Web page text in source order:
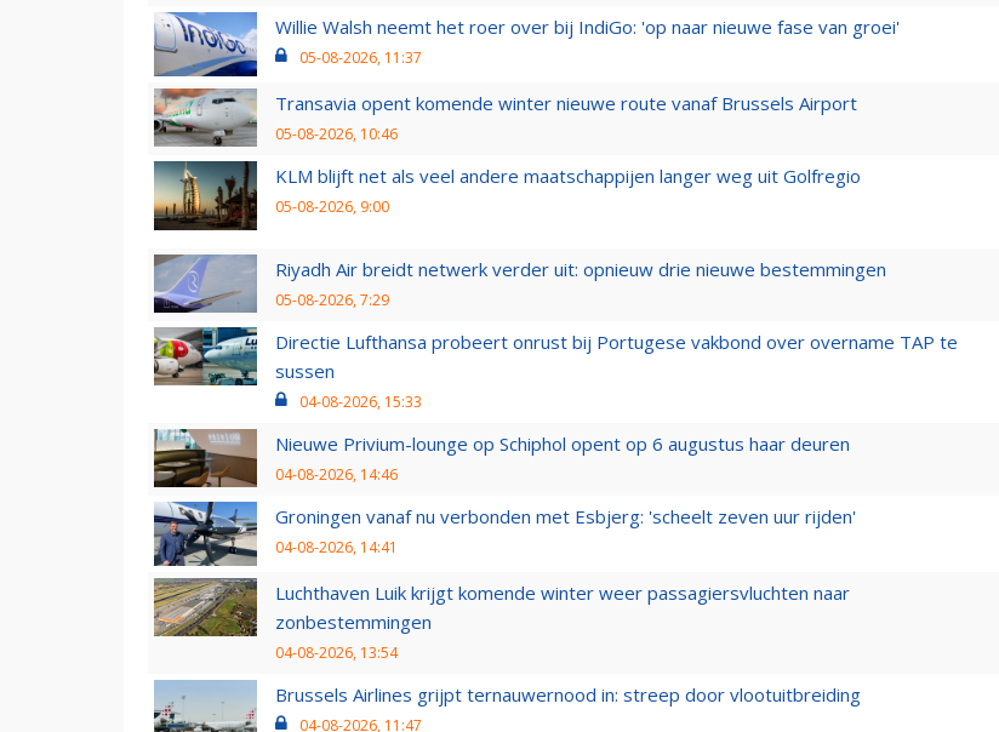
Willie Walsh neemt het roer over bij IndiGo: 'op naar nieuwe fase van groei'
05-08-2026, 11:37
Transavia opent komende winter nieuwe route vanaf Brussels Airport
05-08-2026, 10:46
KLM blijft net als veel andere maatschappijen langer weg uit Golfregio
05-08-2026, 9:00
Riyadh Air breidt netwerk verder uit: opnieuw drie nieuwe bestemmingen
05-08-2026, 7:29
Directie Lufthansa probeert onrust bij Portugese vakbond over overname TAP te
sussen
04-08-2026, 15:33
Nieuwe Privium-lounge op Schiphol opent op 6 augustus haar deuren
04-08-2026, 14:46
Groningen vanaf nu verbonden met Esbjerg: 'scheelt zeven uur rijden'
04-08-2026, 14:41
Luchthaven Luik krijgt komende winter weer passagiersvluchten naar
zonbestemmingen
04-08-2026, 13:54
Brussels Airlines grijpt ternauwernood in: streep door vlootuitbreiding
04-08-2026, 11:47